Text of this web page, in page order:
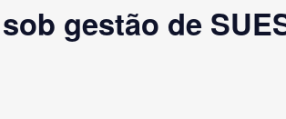
gestão de